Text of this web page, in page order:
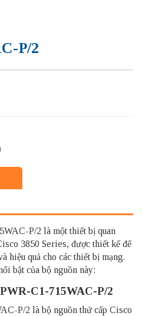
P/2
P/2 là một thiết bị quan
3850 Series, được thiết kế để
hiệu quả cho các thiết bị mạng.
bật của bộ nguồn này:
C1-715WAC-P/2
P/2 là bộ nguồn thứ cấp Cisco